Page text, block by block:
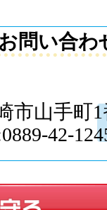
問い合わ
市山手町
42-